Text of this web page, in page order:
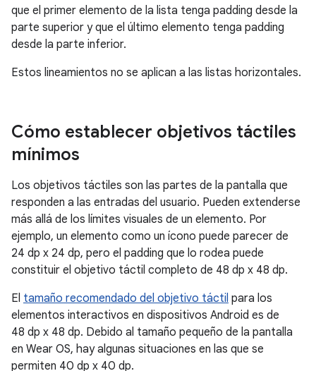
que el primer elemento de la lista tenga padding desde la
parte superior y que el último elemento tenga padding
desde la parte inferior.
Estos lineamientos no se aplican a las listas horizontales.
Cómo establecer objetivos táctiles
mínimos
Los objetivos táctiles son las partes de la pantalla que
responden a las entradas del usuario. Pueden extenderse
más allá de los límites visuales de un elemento. Por
ejemplo, un elemento como un ícono puede parecer de
24 dp x 24 dp, pero el padding que lo rodea puede
constituir el objetivo táctil completo de 48 dp x 48 dp.
El tamaño recomendado del objetivo táctil para los
elementos interactivos en dispositivos Android es de
48 dp x 48 dp. Debido al tamaño pequeño de la pantalla
en Wear OS, hay algunas situaciones en las que se
permiten 40 dp x 40 dp.